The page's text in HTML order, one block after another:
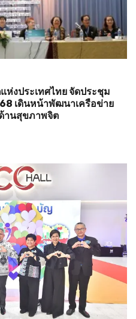
ห่งประเทศไทย จัดประชุม
เดินหน้าพัฒนาเครือข่าย
านสุขภาพจิต